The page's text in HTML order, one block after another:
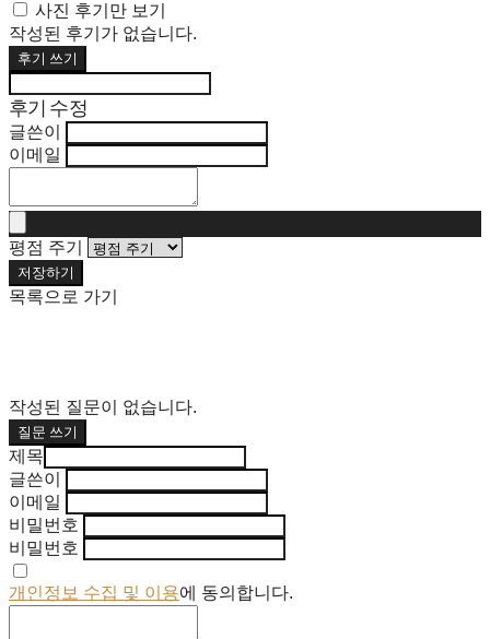
사진 후기만 보기
작성된 후기가 없습니다.
후기 쓰기
후기 수정
글쓴이
이메일
평점 주기
저장하기
목록으로 가기
작성된 질문이 없습니다.
질문 쓰기
제목
글쓴이
이메일
비밀번호
비밀번호
개인정보 수집 및 이용에 동의합니다.